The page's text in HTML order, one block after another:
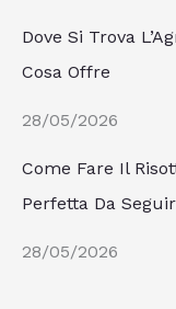
Dove Si Trova
Cosa Offre
28/05/2026
Come Fare Il
Perfetta Da
28/05/2026